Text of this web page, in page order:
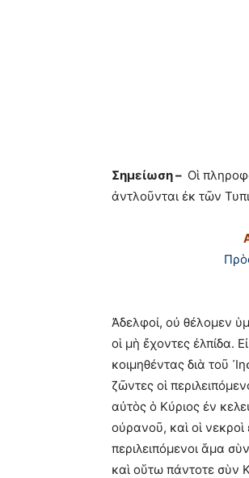
Σημείωση – Οἱ
ἀντλοῦνται ἐκ τῶν
Ἀδελφοί, οὐ θέλομεν
οἱ μὴ ἔχοντες ἐλπίδα.
κοιμηθέντας διὰ τοῦ
ζῶντες οἱ
αὐτὸς ὁ Κύριος ἐν
οὐρανοῦ, καὶ οἱ
περιλειπόμενοι ἅμα
καὶ οὕτω πάντοτε σὺν